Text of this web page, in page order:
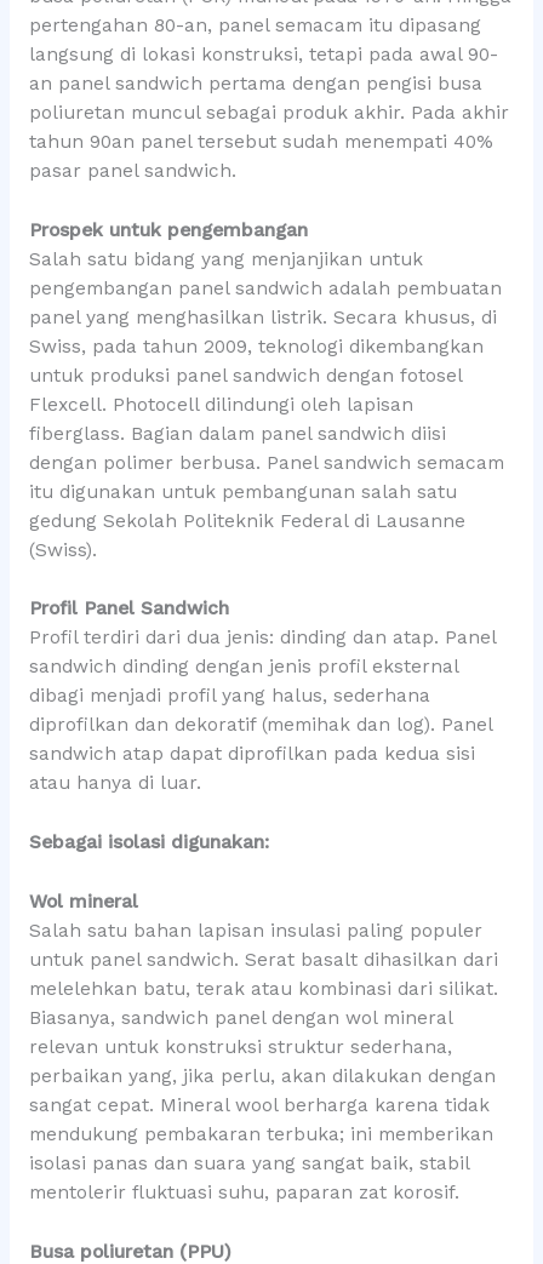
pertengahan 80-an, panel semacam itu dipasang
langsung di lokasi konstruksi, tetapi pada awal 90-
an panel sandwich pertama dengan pengisi busa
poliuretan muncul sebagai produk akhir. Pada akhir
tahun 90an panel tersebut sudah menempati 40%
pasar panel sandwich.
Prospek untuk pengembangan
Salah satu bidang yang menjanjikan untuk
pengembangan panel sandwich adalah pembuatan
panel yang menghasilkan listrik. Secara khusus, di
Swiss, pada tahun 2009, teknologi dikembangkan
untuk produksi panel sandwich dengan fotosel
Flexcell. Photocell dilindungi oleh lapisan
fiberglass. Bagian dalam panel sandwich diisi
dengan polimer berbusa. Panel sandwich semacam
itu digunakan untuk pembangunan salah satu
gedung Sekolah Politeknik Federal di Lausanne
(Swiss).
Profil Panel Sandwich
Profil terdiri dari dua jenis: dinding dan atap. Panel
sandwich dinding dengan jenis profil eksternal
dibagi menjadi profil yang halus, sederhana
diprofilkan dan dekoratif (memihak dan log). Panel
sandwich atap dapat diprofilkan pada kedua sisi
atau hanya di luar.
Sebagai isolasi digunakan:
Wol mineral
Salah satu bahan lapisan insulasi paling populer
untuk panel sandwich. Serat basalt dihasilkan dari
melelehkan batu, terak atau kombinasi dari silikat.
Biasanya, sandwich panel dengan wol mineral
relevan untuk konstruksi struktur sederhana,
perbaikan yang, jika perlu, akan dilakukan dengan
sangat cepat. Mineral wool berharga karena tidak
mendukung pembakaran terbuka; ini memberikan
isolasi panas dan suara yang sangat baik, stabil
mentolerir fluktuasi suhu, paparan zat korosif.
Busa poliuretan (PPU)